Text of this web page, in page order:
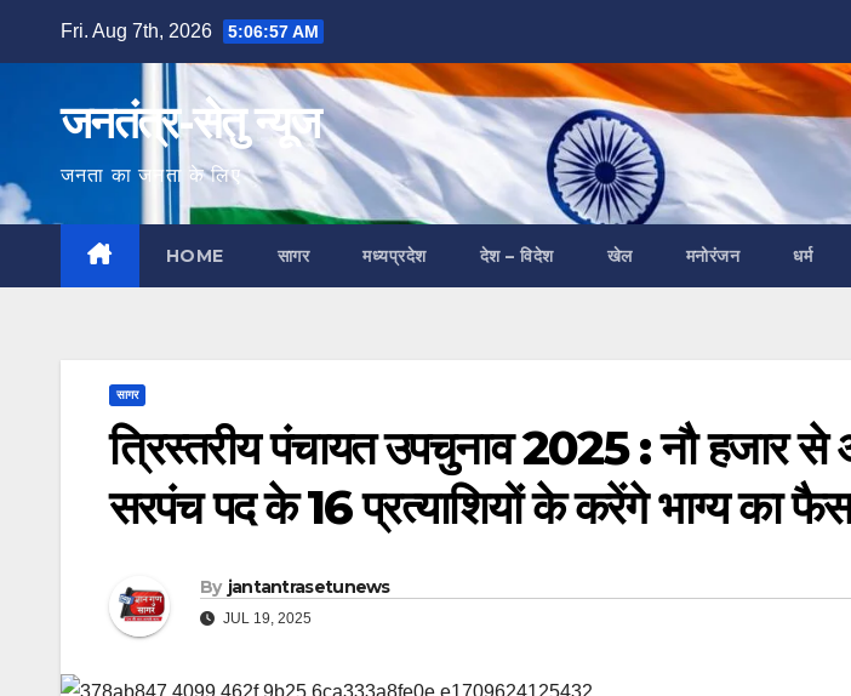
Fri. Aug 7th, 2026 5:06:58 AM
जनतंत्र-सेतु न्यूज
जनता का जनता के लिए
HOME सागर मध्यप्रदेश देश – विदेश खेल मनोरंजन धर्म
सागर
त्रिस्तरीय पंचायत उपचुनाव 2025 : नौ हजार से
सरपंच पद के 16 प्रत्याशियों के करेंगे भाग्य का
By jantantrasetunews
JUL 19, 2025